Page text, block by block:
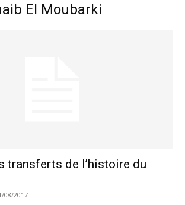
El Moubarki
transferts de l’histoire du
08/2017